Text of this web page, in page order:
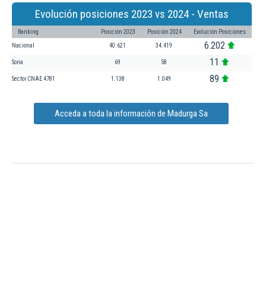
Evolución posiciones 2023 vs 2024 - Ventas
Ranking Posición 2023 Posición 2024 Evolución Posiciones
Nacional 40.621 34.419 6.202
Soria 69 58 11
Sector CNAE 4781 1.138 1.049 89
Acceda a toda la información de Madurga Sa